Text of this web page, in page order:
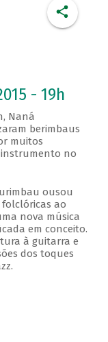
- 19h
Naná
berimbaus
muitos
no
ousou
ao
nova música
em conceito.
à guitarra e
dos toques